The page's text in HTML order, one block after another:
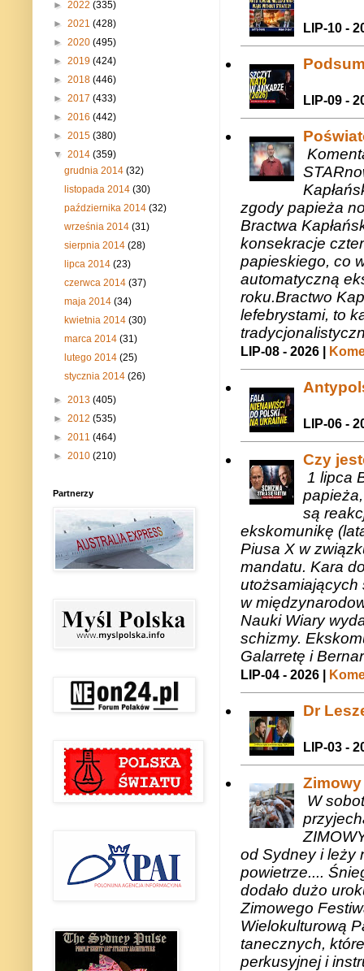
LIP-10 -
LIP-09 -
zgody papieża
Bractwa
konsekracje
papieskiego, co
automatyczną
roku.Bractwo
lefebrystami, to
LIP-08 - 2026 |
LIP-06 -
Czy
1 lipca
są
ekskomunikę
Piusa X w
mandatu. Kara
utożsamiających
w
Nauki Wiary
schizmy.
Galarretę i
LIP-04 - 2026 |
Dr
LIP-03 -
W
od Sydney i leży
powietrze....
dodało dużo
Zimowego
Wielokulturową
tanecznych,
perkusyjnej i
► 2022 (335)
► 2021 (428)
► 2020 (495)
► 2019 (424)
► 2018 (446)
► 2017 (433)
► 2016 (442)
► 2015 (380)
▼ 2014 (359)
grudnia 2014(32)
listopada 2014(30)
października 2014(32)
września 2014(31)
sierpnia 2014(28)
lipca 2014(23)
czerwca 2014(37)
maja 2014(34)
kwietnia 2014(30)
marca 2014(31)
lutego 2014(25)
stycznia 2014(26)
► 2013 (405)
► 2012 (535)
► 2011 (464)
► 2010 (210)
Partnerzy